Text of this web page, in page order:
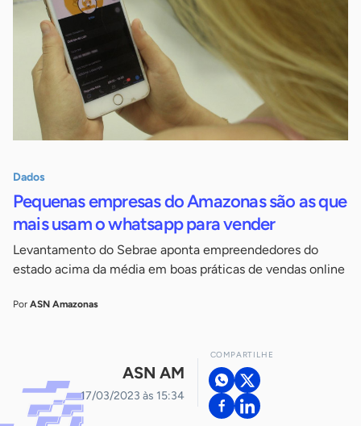
Dados
Pequenas empresas do Amazonas são as que
mais usam o whatsapp para vender
Levantamento do Sebrae aponta empreendedores do
estado acima da média em boas práticas de vendas online
Por ASN Amazonas
ASN AM
17/03/2023 às 15:34
COMPARTILHE